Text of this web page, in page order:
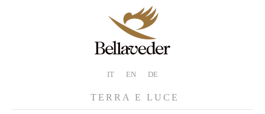
IT EN DE
TERRA E LUCE